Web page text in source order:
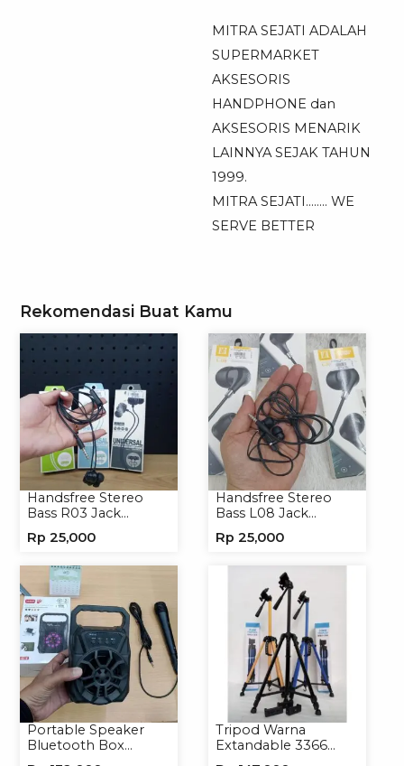
MITRA SEJATI ADALAH
SUPERMARKET
AKSESORIS
HANDPHONE dan
AKSESORIS MENARIK
LAINNYA SEJAK TAHUN
1999.
MITRA SEJATI…….. WE
SERVE BETTER
Rekomendasi Buat Kamu
Handsfree Stereo
Bass R03 Jack
Headset Earphone
Rp 25,000
Handsfree Stereo
Bass L08 Jack
Headphone
Rp 25,000
Portable Speaker
Bluetooth Box
Tripod Warna
Extandable 3366